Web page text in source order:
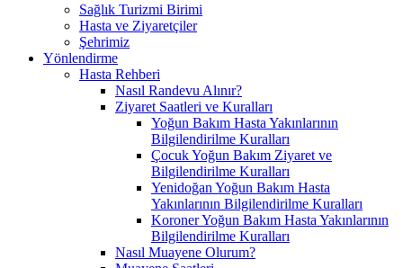
Sağlık Turizmi Birimi
Hasta ve Ziyaretçiler
Şehrimiz
Yönlendirme
Hasta Rehberi
Nasıl Randevu Alınır?
Ziyaret Saatleri ve Kuralları
Yoğun Bakım Hasta Yakınlarının
Bilgilendirilme Kuralları
Çocuk Yoğun Bakım Ziyaret ve
Bilgilendirilme Kuralları
Yenidoğan Yoğun Bakım Hasta
Yakınlarının Bilgilendirilme Kuralları
Koroner Yoğun Bakım Hasta Yakınlarının
Bilgilendirilme Kuralları
Nasıl Muayene Olurum?